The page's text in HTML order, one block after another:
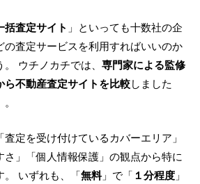
括査定サイト 」といっても十数社の企
の査定サービスを利用すればいいのか
ウチノカチでは、 専門家による監修
ら不動産査定サイトを比較しました
定を受け付けているカバーエリア」
さ」「個人情報保護」の観点から特に
。 いずれも、「無料」で「 １分程度 」